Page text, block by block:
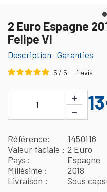
2 Euro Espagne
Felipe VI
Description -Garanties
5 / 5 - 1 avis
1
+
−
Référence
1450116
Valeur faciale
2 Euro
Pays
Espagne
Millésime
2018
Livraison
Sous